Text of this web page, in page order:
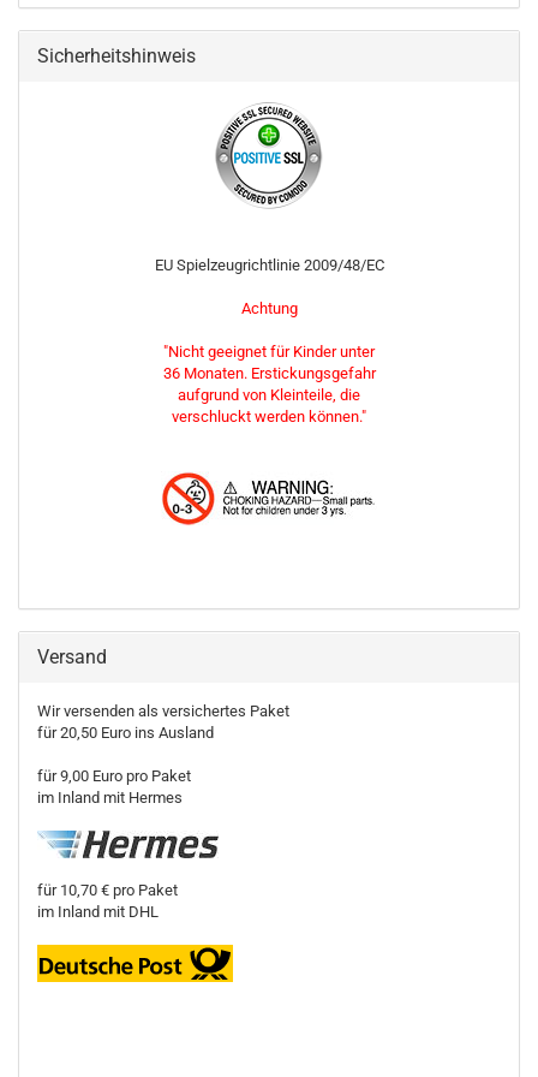
Sicherheitshinweis
EU Spielzeugrichtlinie 2009/48/EC
Achtung
"Nicht geeignet für Kinder unter
36 Monaten. Erstickungsgefahr
aufgrund von Kleinteile, die
verschluckt werden können."
Versand
Wir versenden als versichertes Paket
für 20,50 Euro ins Ausland
für 9,00 Euro pro Paket
im Inland mit Hermes
für 10,70 € pro Paket
im Inland mit DHL